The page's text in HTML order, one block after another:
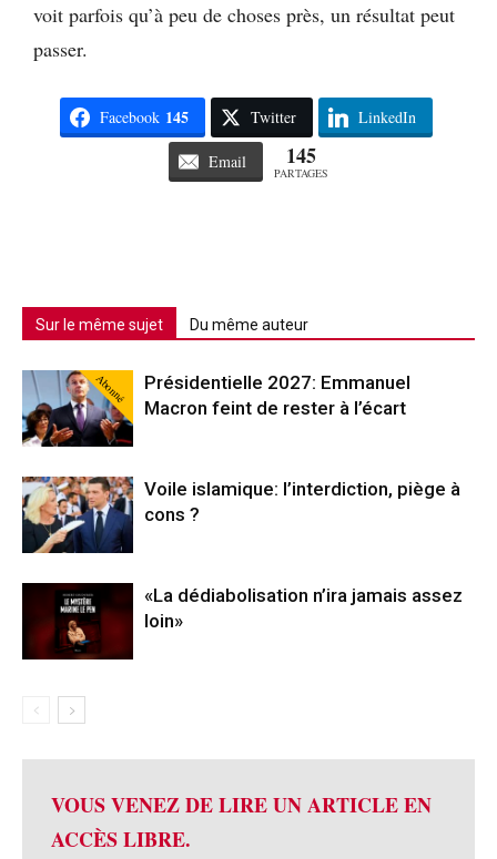
voit parfois qu’à peu de choses près, un résultat peut
passer.
Facebook 145 Twitter LinkedIn
Email 145
PARTAGES
Sur le même sujet Du même auteur
Abonné
Présidentielle 2027: Emmanuel
Macron feint de rester à l’écart
Voile islamique: l’interdiction, piège à
cons ?
«La dédiabolisation n’ira jamais assez
loin»
VOUS VENEZ DE LIRE UN ARTICLE EN
ACCÈS LIBRE.